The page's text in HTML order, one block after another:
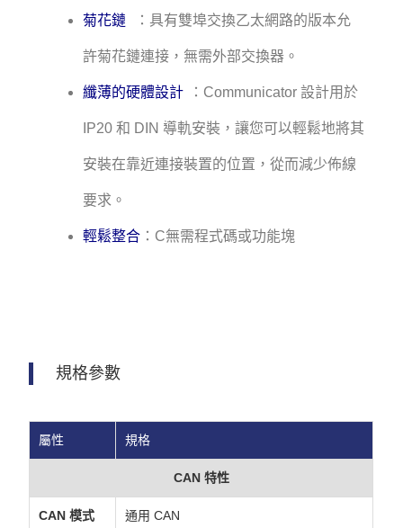
菊花鏈 ：具有雙埠交換乙太網路的版本允
許菊花鏈連接，無需外部交換器。
纖薄的硬體設計 ：Communicator 設計用於
IP20 和 DIN 導軌安裝，讓您可以輕鬆地將其
安裝在靠近連接裝置的位置，從而減少佈線
要求。
輕鬆整合 ：C無需程式碼或功能塊
規格參數
屬性 規格
CAN 特性
CAN 模式 通用 CAN